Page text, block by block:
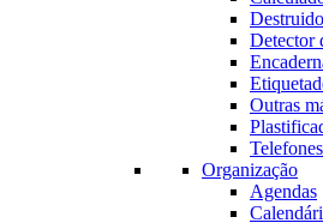
Detector
Outras
Organização
Agendas